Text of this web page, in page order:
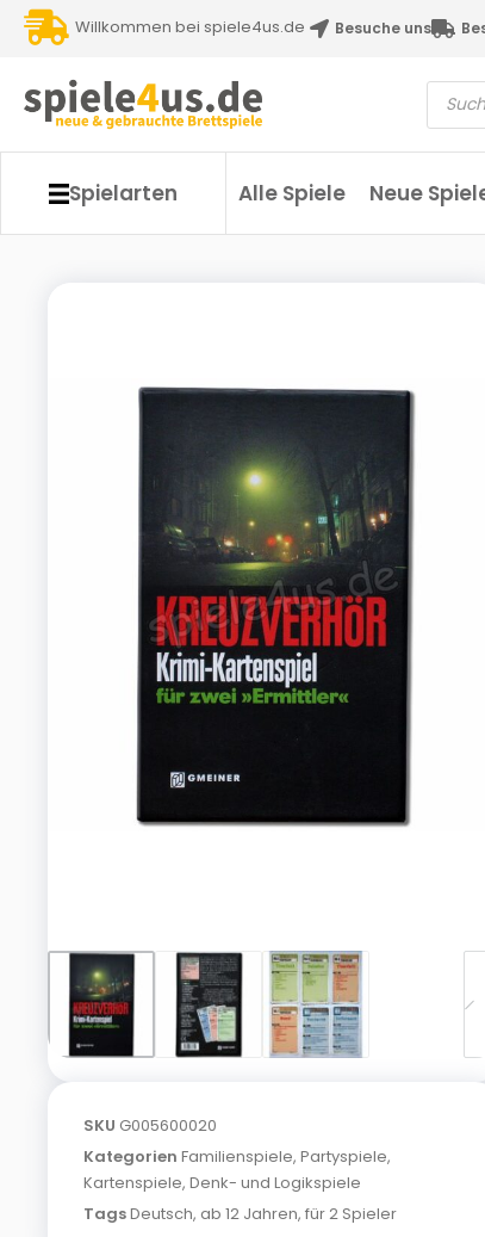
Willkommen bei spiele4us.de Besuche uns
Spielarten Alle Spiele Neue
SKU G005600020
Kategorien Familienspiele, Partyspiele,
Kartenspiele, Denk- und Logikspiele
TagsDeutsch, ab 12 Jahren, für 2 Spieler